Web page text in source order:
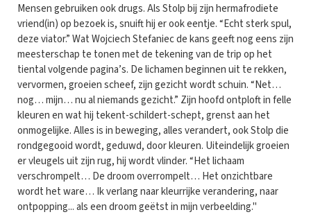
Mensen gebruiken ook drugs. Als Stolp bij zijn hermafrodiete
vriend(in) op bezoek is, snuift hij er ook eentje. “Echt sterk spul,
deze viator.” Wat Wojciech Stefaniec de kans geeft nog eens zijn
meesterschap te tonen met de tekening van de trip op het
tiental volgende pagina’s. De lichamen beginnen uit te rekken,
vervormen, groeien scheef, zijn gezicht wordt schuin. “Net…
nog… mijn… nu al niemands gezicht.” Zijn hoofd ontploft in felle
kleuren en wat hij tekent-schildert-schept, grenst aan het
onmogelijke. Alles is in beweging, alles verandert, ook Stolp die
rondgegooid wordt, geduwd, door kleuren. Uiteindelijk groeien
er vleugels uit zijn rug, hij wordt vlinder. “Het lichaam
verschrompelt… De droom overrompelt… Het onzichtbare
wordt het ware… Ik verlang naar kleurrijke verandering, naar
ontpopping... als een droom geëtst in mijn verbeelding."